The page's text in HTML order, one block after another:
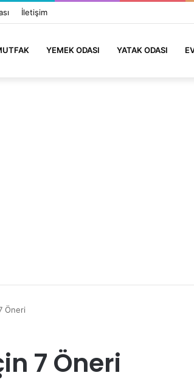
İletişim
YEMEK ODASI YATAK ODASI
Öneri
7 Öneri